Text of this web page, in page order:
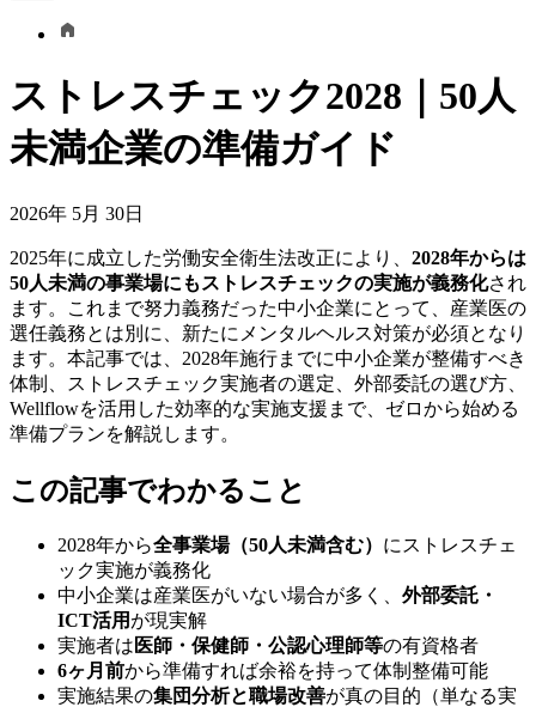
ストレスチェック2028｜50人
未満企業の準備ガイド
2026年 5月 30日
2025年に成立した労働安全衛生法改正により、 2028年からは
50人未満の事業場にもストレスチェックの実施が義務化され
ます。これまで努力義務だった中小企業にとって、産業医の
選任義務とは別に、新たにメンタルヘルス対策が必須となり
ます。本記事では、2028年施行までに中小企業が整備すべき
体制、ストレスチェック実施者の選定、外部委託の選び方、
Wellflowを活用した効率的な実施支援まで、ゼロから始める
準備プランを解説します。
この記事でわかること
2028年から全事業場（50人未満含む） にストレスチェ
ック実施が義務化
中小企業は産業医がいない場合が多く、 外部委託・
ICT活用 が現実解
実施者は 医師・保健師・公認心理師等の有資格者
6ヶ月前から準備すれば余裕を持って体制整備可能
実施結果の集団分析と職場改善が真の目的（単なる実